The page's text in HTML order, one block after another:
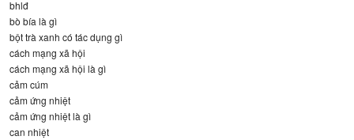
bhlđ
bò bía là gì
bột trà xanh có tác dụng gì
cách mạng xã hội
cách mạng xã hội là gì
cảm cúm
cảm ứng nhiệt
cảm ứng nhiệt là gì
can nhiệt